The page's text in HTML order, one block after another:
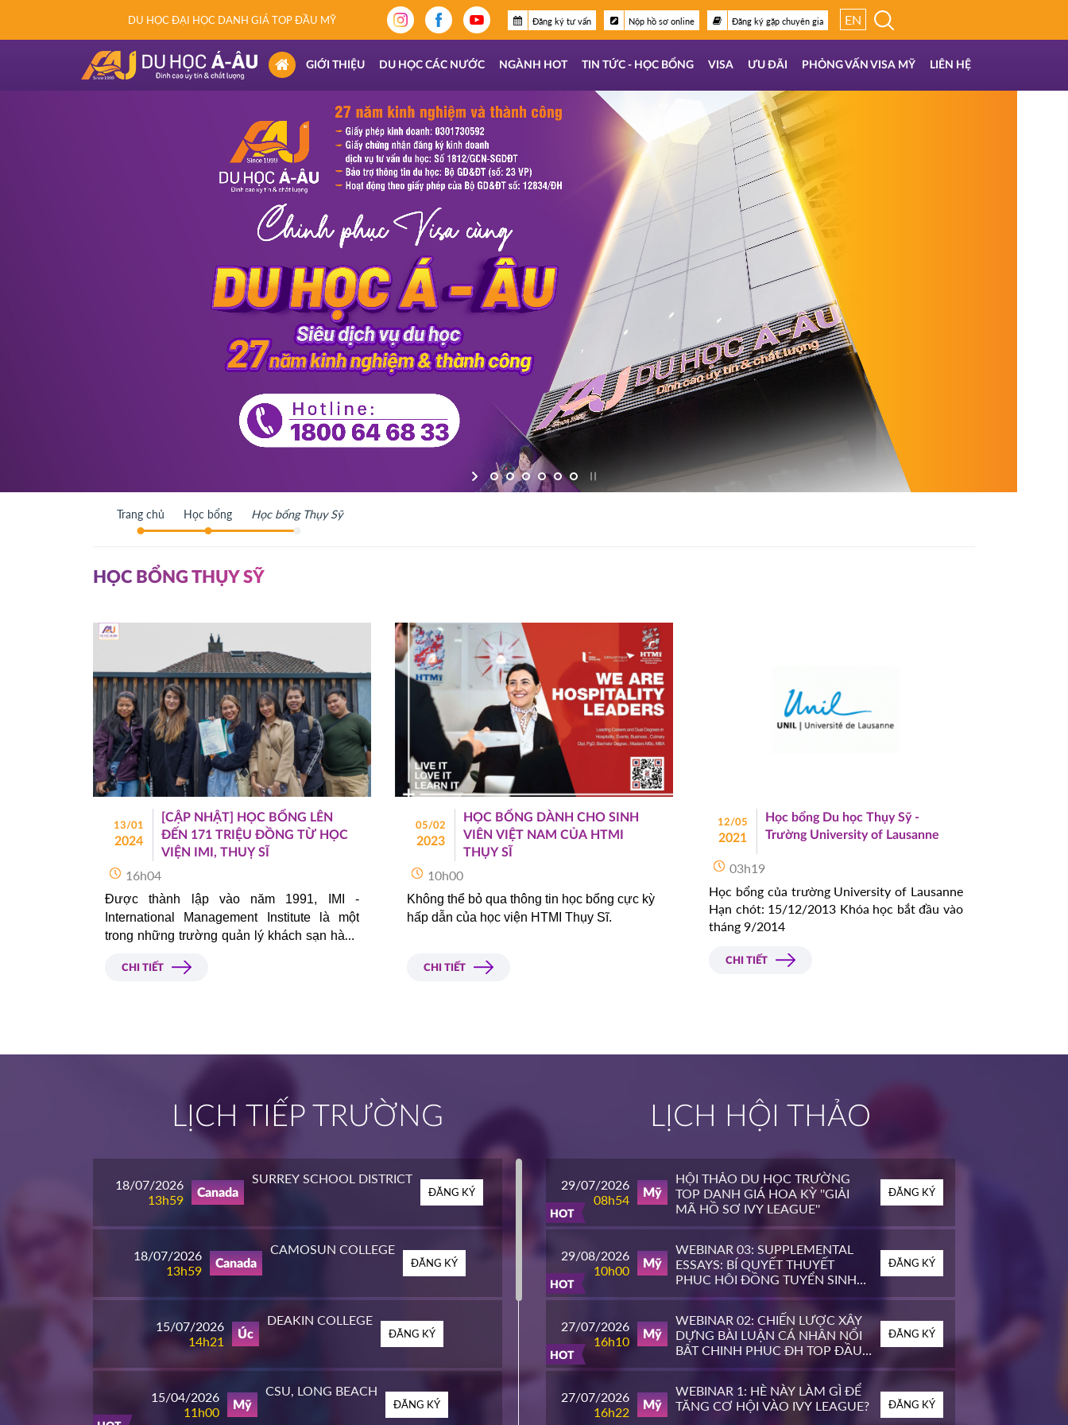
DU HỌC ĐẠI HỌC DANH GIÁ TOP ĐẦU MỸ Đăng ký tư vấn Nộp hồ sơ online Đăng ký gặp chuyên gia EN
(CURRENT)
GIỚI THIỆU DU HỌC CÁC NƯỚC NGÀNH HOT TIN TỨC - HỌC BỔNG VISA ƯU ĐÃI PHỎNG VẤN VISA MỸ LIÊN HỆ
Trang chủ Học bổng Học bổng Thụy Sỹ
HỌC BỔNG THỤY SỸ
13/01
2024
​​​​​​​[CẬP NHẬT] HỌC BỔNG LÊN
ĐẾN 171 TRIỆU ĐỒNG TỪ HỌC
VIỆN IMI, THUỴ SĨ
16h04
Được thành lập vào năm 1991, IMI -
International Management Institute là một
trong những trường quản lý khách sạn hàng
có định hướng du học Thuỵ Sĩ và quan tâm
CHI TIẾT
05/02
2023
HỌC BỔNG DÀNH CHO SINH
VIÊN VIỆT NAM CỦA HTMI
THỤY SĨ
10h00
Không thể bỏ qua thông tin học bổng cực kỳ
hấp dẫn của học viện HTMI Thụy Sĩ.
CHI TIẾT
12/05
2021
Học bổng Du học Thụy Sỹ -
Trường University of Lausanne
03h19
Học bổng của trường University of Lausanne
Hạn chót: 15/12/2013 Khóa học bắt đầu vào
tháng 9/2014
CHI TIẾT
LỊCH TIẾP TRƯỜNG
18/07/2026
13h59
Canada
SURREY SCHOOL DISTRICT
ĐĂNG KÝ
18/07/2026
13h59
Canada
CAMOSUN COLLEGE
ĐĂNG KÝ
15/07/2026
14h21
Úc
DEAKIN COLLEGE
ĐĂNG KÝ
15/04/2026
11h00
Mỹ
CSU, LONG BEACH
ĐĂNG KÝ
LỊCH HỘI THẢO
HOT
29/07/2026
08h54
Mỹ
HỘI THẢO DU HỌC TRƯỜNG
TOP DANH GIÁ HOA KỲ ''GIẢI
MÃ HỒ SƠ IVY LEAGUE''
ĐĂNG KÝ
HOT
29/08/2026
10h00
Mỹ
WEBINAR 03: SUPPLEMENTAL
ESSAYS: BÍ QUYẾT THUYẾT
PHỤC HỘI ĐỒNG TUYỂN SINH
ĐH TOP ĐẦU MỸ
ĐĂNG KÝ
HOT
27/07/2026
16h10
Mỹ
WEBINAR 02: CHIẾN LƯỢC XÂY
DỰNG BÀI LUẬN CÁ NHÂN NỔI
BẬT CHINH PHỤC ĐH TOP ĐẦU
MỸ
ĐĂNG KÝ
27/07/2026
16h22
Mỹ
WEBINAR 1: HÈ NÀY LÀM GÌ ĐỂ
TĂNG CƠ HỘI VÀO IVY LEAGUE?
ĐĂNG KÝ